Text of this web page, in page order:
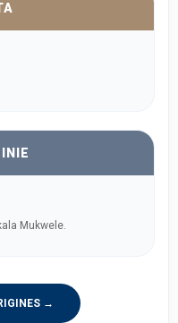
Mukwele.
→